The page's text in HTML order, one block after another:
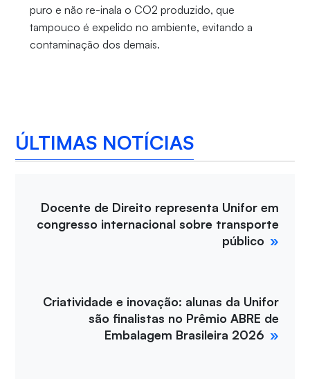
puro e não re-inala o CO2 produzido, que
tampouco é expelido no ambiente, evitando a
contaminação dos demais.
ÚLTIMAS NOTÍCIAS
Docente de Direito representa Unifor em
congresso internacional sobre transporte
público
Criatividade e inovação: alunas da Unifor
são finalistas no Prêmio ABRE de
Embalagem Brasileira 2026